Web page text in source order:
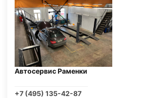
Автосервис Раменки
+7 (495) 135-42-87